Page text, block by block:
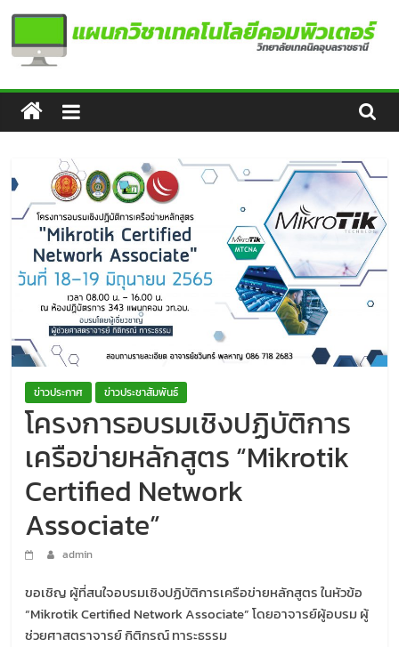
Skip
content
แผนก
วิชา
เทคโนโลยี
คอมพิวเตอร์
ข่าวประกาศ ข่าวประชาสัมพันธ์
โครงการอบรมเชิงปฏิบัติการ
เครือข่ายหลักสูตร “Mikrotik
Certified Network
Associate”
admin
ขอเชิญ ผู้ที่สนใจอบรมเชิงปฏิบัติการเครือข่ายหลักสูตร ในหัวข้อ
“Mikrotik Certified Network Associate” โดยอาจารย์ผู้อบรม ผู้
ช่วยศาสตราจารย์ กิติกรณ์ ทาระธรรม